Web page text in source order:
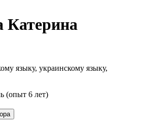
Катерина
языку, украинскому языку,
(опыт 6 лет)